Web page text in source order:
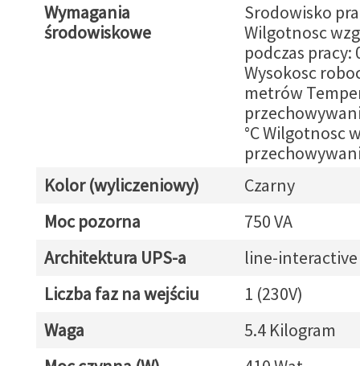
Wymagania
środowiskowe
Srodowisko
Wilgotnosc
podczas pracy:
Wysokosc
metrów
°C Wilgotnosc
Kolor (wyliczeniowy)
Czarny
Moc pozorna
750 VA
Architektura UPS-a
line-interactive
Liczba faz na wejściu
1 (230V)
Waga
5.4 Kilogram